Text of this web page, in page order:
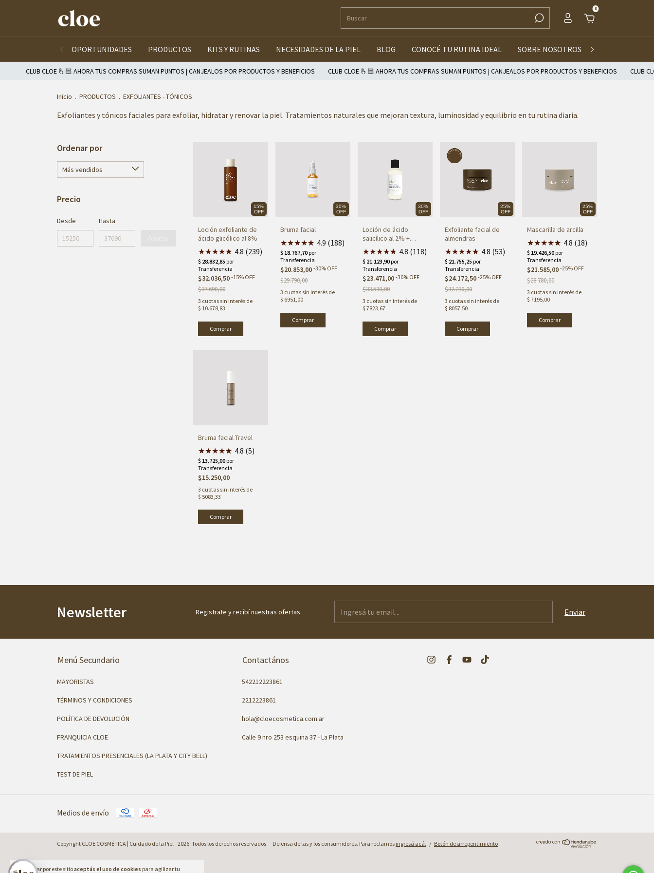
0
OPORTUNIDADES PRODUCTOS KITS Y RUTINAS NECESIDADES DE LA PIEL BLOG CONOCÉ TU RUTINA IDEAL SOBRE NOSOTROS
CLUB CLOE 🫰🏻 AHORA TUS COMPRAS SUMAN PUNTOS | CANJEALOS POR PRODUCTOS Y BENEFICIOS CLUB CLOE 🫰🏻 AHORA TUS COMPRAS SUMAN PUNTOS | CANJEALOS POR PRODUCTOS Y BENEFICIOS CLUB
Al navegar por este sitioaceptás el uso de cookies para agilizar tu
Inicio . PRODUCTOS . EXFOLIANTES - TÓNICOS
Exfoliantes y tónicos faciales para exfoliar, hidratar y renovar la piel. Tratamientos naturales que mejoran textura, luminosidad y equilibrio en tu rutina diaria.
Ordenar por
Precio
Desde Hasta
15%
OFF
Loción exfoliante de
ácido glicólico al 8%
★★★★★
★ 4.8 (239)
$32.036,50 -15% OFF
$37.690,00
3 cuotas sin interés de
$ 10.678,83
30%
OFF
Bruma facial
★★★★★
★ 4.9 (188)
$20.853,00 -30% OFF
$29.790,00
3 cuotas sin interés de
$ 6951,00
30%
OFF
Loción de ácido
salicílico al 2% +
niacinamida
★★★★★
★ 4.8 (118)
$23.471,00 -30% OFF
$33.530,00
3 cuotas sin interés de
$ 7823,67
25%
OFF
Exfoliante facial de
almendras
★★★★★
★ 4.8 (53)
$24.172,50 -25% OFF
$32.230,00
3 cuotas sin interés de
$ 8057,50
25%
OFF
Mascarilla de arcilla
★★★★★
★ 4.8 (18)
$21.585,00 -25% OFF
$28.780,00
3 cuotas sin interés de
$ 7195,00
Bruma facial Travel
★★★★★
★ 4.8 (5)
$15.250,00
3 cuotas sin interés de
$ 5083,33
Newsletter Registrate y recibí nuestras ofertas.
Menú Secundario
MAYORISTAS
TÉRMINOS Y CONDICIONES
POLÍTICA DE DEVOLUCIÓN
FRANQUICIA CLOE
TRATAMIENTOS PRESENCIALES (LA PLATA Y CITY BELL)
TEST DE PIEL
Contactános
542212223861
2212223861
hola@cloecosmetica.com.ar
Calle 9 nro 253 esquina 37 - La Plata
Medios de envío
Copyright CLOE COSMÉTICA | Cuidado de la Piel - 2026. Todos los derechos reservados. Defensa de las y los consumidores. Para reclamos ingresá acá. / Botón de arrepentimiento